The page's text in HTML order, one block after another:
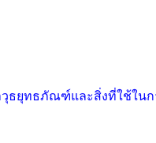
ธยุทธภัณฑ์และสิ่งที่ใช้ในก